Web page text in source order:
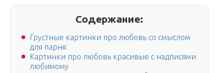
Содержание:
Грустные картинки про любовь со смыслом
для парня
Картинки про любовь красивые с надписями
любимому